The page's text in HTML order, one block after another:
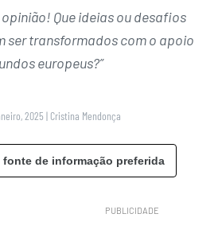
opinião! Que ideias ou desafios
ser transformados com o apoio
europeus?”
2025 | Cristina Mendonça
fonte de informação preferida